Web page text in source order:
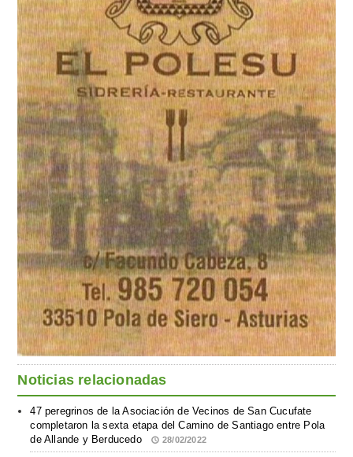
Noticias relacionadas
47 peregrinos de la Asociación de Vecinos de San Cucufate
completaron la sexta etapa del Camino de Santiago entre Pola
de Allande y Berducedo
28/02/2022